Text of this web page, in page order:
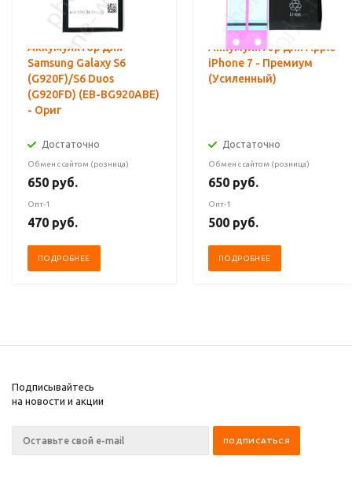
Аккумулятор для
Samsung Galaxy S6
(G920F)/S6 Duos
(G920FD) (EB-BG920ABE)
- Ориг
Достаточно
Обмен с сайтом (розница)
650 руб.
Опт-1
470 руб.
ПОДРОБНЕЕ
Аккумулятор для Apple
iPhone 7 - Премиум
(Усиленный)
Достаточно
Обмен с сайтом (розница)
650 руб.
Опт-1
500 руб.
ПОДРОБНЕЕ
Подписывайтесь
на новости и акции